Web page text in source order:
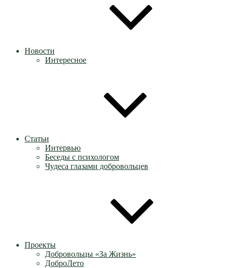
Новости
Интересное
Статьи
Интервью
Беседы с психологом
Чудеса глазами добровольцев
Проекты
Добровольцы «За Жизнь»
ДоброЛето